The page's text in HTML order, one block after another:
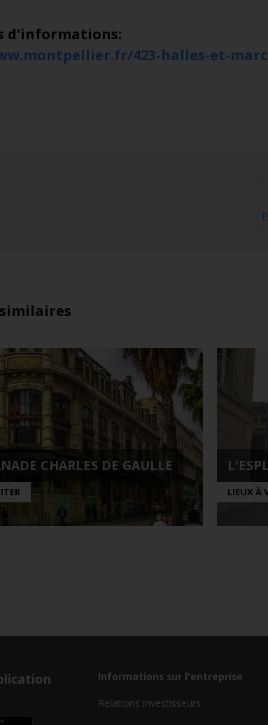
d'informations:
423-halles-et-
CHARLES DE GAULLE
LIEUX À
Informations sur l'entreprise
Relations investisseurs